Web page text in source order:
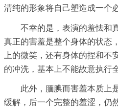
清纯的形象将自己塑造成一个
不幸的是，表演的羞怯和
真正的害羞是整个身体的状态
上的微笑，还有身体的捏和不
的冲洗，基本上不能故意执行
此外，腼腆而害羞本质上
缓解，后一个完整的羞涩，仍